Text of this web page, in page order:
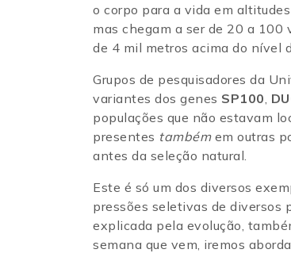
o corpo para a vida em
mas chegam a ser de 20 a
de 4 mil metros acima do nível
Grupos de pesquisadores da
variantes dos genes SP100,
populações que não estavam
presentes tambémem outras
antes da seleção natural.
Este é só um dos diversos
pressões seletivas de diversos
explicada pela evolução,
semana que vem, iremos